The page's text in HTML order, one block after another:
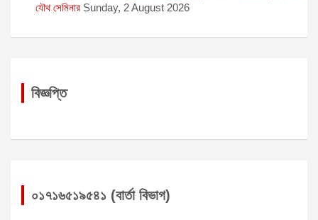
যৌথ সেমিনার Sunday, 2 August 2026
বিজ্ঞপ্তি
০১৭১৬৫১৯৫৪১ (বার্তা বিভাগ)